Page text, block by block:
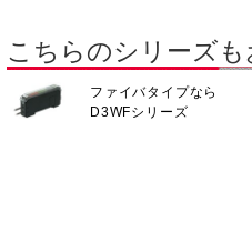
こちらのシリーズ
ファイバタイプなら
D3WFシリーズ